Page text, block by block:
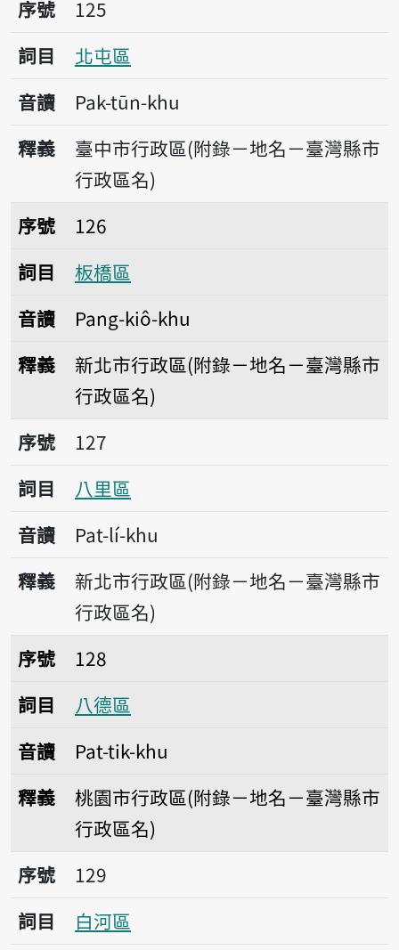
序號
125
詞目
北屯區
音讀
Pak-tūn-khu
釋義
臺中市行政區(附錄－地名－臺灣縣市
行政區名)
序號126板橋區
序號
126
詞目
板橋區
音讀
Pang-kiô-khu
釋義
新北市行政區(附錄－地名－臺灣縣市
行政區名)
序號127八里區
序號
127
詞目
八里區
音讀
Pat-lí-khu
釋義
新北市行政區(附錄－地名－臺灣縣市
行政區名)
序號128八德區
序號
128
詞目
八德區
音讀
Pat-tik-khu
釋義
桃園市行政區(附錄－地名－臺灣縣市
行政區名)
序號129白河區
序號
129
詞目
白河區